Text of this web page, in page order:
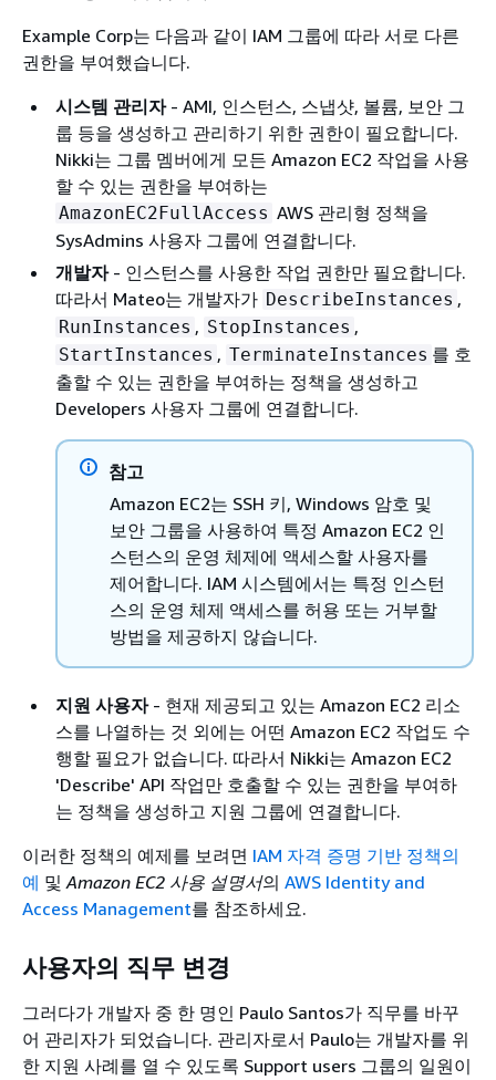
Example Corp는 다음과 같이 IAM 그룹에 따라 서로 다른
권한을 부여했습니다.
시스템 관리자- AMI, 인스턴스, 스냅샷, 볼륨, 보안 그
룹 등을 생성하고 관리하기 위한 권한이 필요합니다.
Nikki는 그룹 멤버에게 모든 Amazon EC2 작업을 사용
할 수 있는 권한을 부여하는
AmazonEC2FullAccess AWS 관리형 정책을
SysAdmins 사용자 그룹에 연결합니다.
개발자- 인스턴스를 사용한 작업 권한만 필요합니다.
따라서 Mateo는 개발자가 DescribeInstances ,
RunInstances , StopInstances ,
StartInstances , TerminateInstances 를 호
출할 수 있는 권한을 부여하는 정책을 생성하고
Developers 사용자 그룹에 연결합니다.
참고
Amazon EC2는 SSH 키, Windows 암호 및
보안 그룹을 사용하여 특정 Amazon EC2 인
스턴스의 운영 체제에 액세스할 사용자를
제어합니다. IAM 시스템에서는 특정 인스턴
스의 운영 체제 액세스를 허용 또는 거부할
방법을 제공하지 않습니다.
지원 사용자- 현재 제공되고 있는 Amazon EC2 리소
스를 나열하는 것 외에는 어떤 Amazon EC2 작업도 수
행할 필요가 없습니다. 따라서 Nikki는 Amazon EC2
'Describe' API 작업만 호출할 수 있는 권한을 부여하
는 정책을 생성하고 지원 그룹에 연결합니다.
이러한 정책의 예제를 보려면 IAM 자격 증명 기반 정책의
예 및Amazon EC2 사용 설명서의 AWS Identity and
Access Management를 참조하세요.
사용자의 직무 변경
그러다가 개발자 중 한 명인 Paulo Santos가 직무를 바꾸
어 관리자가 되었습니다. 관리자로서 Paulo는 개발자를 위
한 지원 사례를 열 수 있도록 Support users 그룹의 일원이